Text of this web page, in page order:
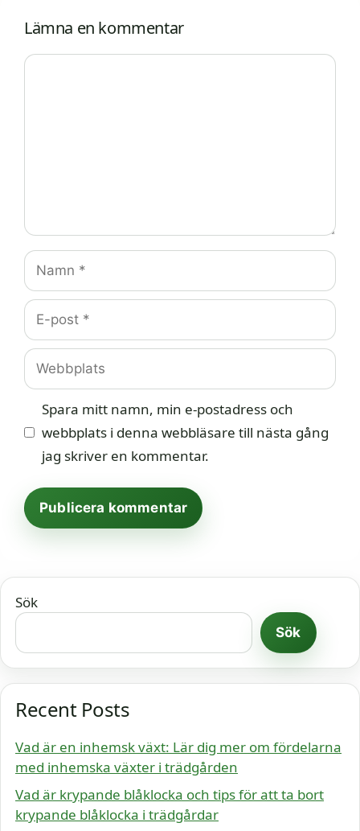
Lämna en kommentar
Kommentar
Namn
E-
post
Webbplats
Spara mitt namn, min e-postadress och
webbplats i denna webbläsare till nästa gång
jag skriver en kommentar.
Sök
Sök
Recent Posts
Vad är en inhemsk växt: Lär dig mer om fördelarna
med inhemska växter i trädgården
Vad är krypande blåklocka och tips för att ta bort
krypande blåklocka i trädgårdar